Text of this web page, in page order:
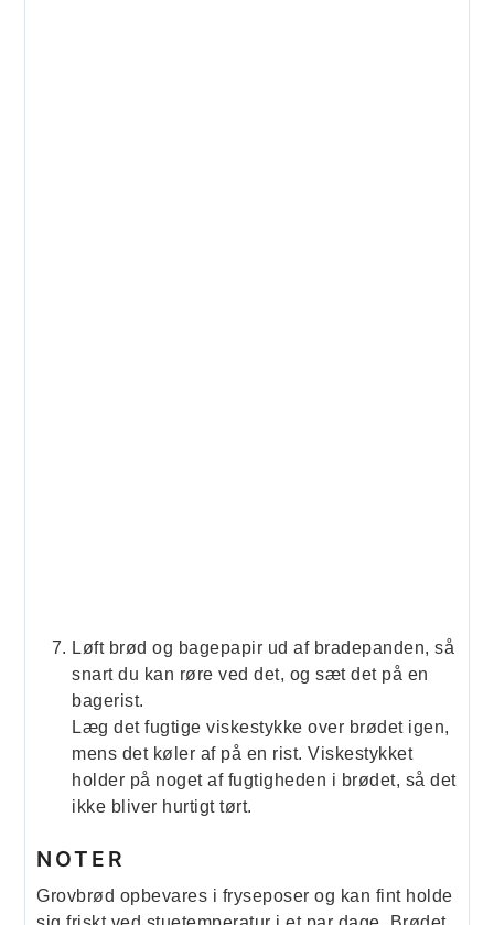
Løft brød og bagepapir ud af bradepanden, så
snart du kan røre ved det, og sæt det på en
bagerist.
Læg det fugtige viskestykke over brødet igen,
mens det køler af på en rist. Viskestykket
holder på noget af fugtigheden i brødet, så det
ikke bliver hurtigt tørt.
NOTER
Grovbrød opbevares i fryseposer og kan fint holde